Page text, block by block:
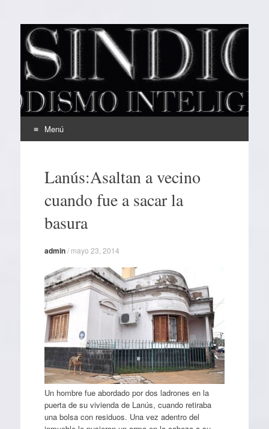
EL SINDICAL
Periodismo Inteligente
Menú
contenidoLanús:Asaltan a vecino
cuando fue a sacar la
basura
admin/ mayo 23, 2014
Un hombre fue abordado por dos ladrones en la
puerta de su vivienda de Lanús, cuando retiraba
una bolsa con residuos. Una vez adentro del